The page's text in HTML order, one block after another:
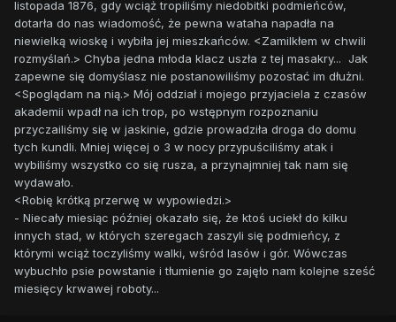
listopada 1876, gdy wciąż tropiliśmy niedobitki podmieńców,
dotarła do nas wiadomość, że pewna wataha napadła na
niewielką wioskę i wybiła jej mieszkańców. <Zamilkłem w chwili
rozmyślań.> Chyba jedna młoda klacz uszła z tej masakry... Jak
zapewne się domyślasz nie postanowiliśmy pozostać im dłużni.
<Spoglądam na nią.> Mój oddział i mojego przyjaciela z czasów
akademii wpadł na ich trop, po wstępnym rozpoznaniu
przyczailiśmy się w jaskinie, gdzie prowadziła droga do domu
tych kundli. Mniej więcej o 3 w nocy przypuściliśmy atak i
wybiliśmy wszystko co się rusza, a przynajmniej tak nam się
wydawało.
<Robię krótką przerwę w wypowiedzi.>
- Niecały miesiąc później okazało się, że ktoś uciekł do kilku
innych stad, w których szeregach zaszyli się podmieńcy, z
którymi wciąż toczyliśmy walki, wśród lasów i gór. Wówczas
wybuchło psie powstanie i tłumienie go zajęło nam kolejne sześć
miesięcy krwawej roboty...